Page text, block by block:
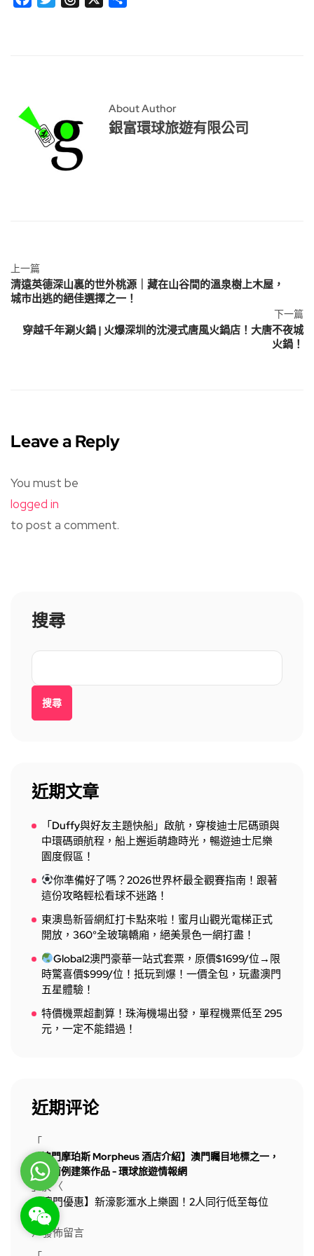
About Author
銀富環球旅遊有限公司
上一篇
清遠英德深山裏的世外桃源｜藏在山谷間的溫泉樹上木屋，
城市出逃的絕佳選擇之一！
下一篇
穿越千年涮火鍋 | 火爆深圳的沈浸式唐風火鍋店！大唐不夜城
火鍋！
Leave a Reply
You must be
logged in
to post a comment.
搜尋
搜尋
近期文章
「Duffy與好友主題快船」啟航，穿梭迪士尼碼頭與
中環碼頭航程，船上邂逅萌趣時光，暢遊迪士尼樂
園度假區！
你準備好了嗎？2026世界杯最全觀賽指南！跟著
這份攻略輕松看球不迷路！
東澳島新晉網紅打卡點來啦！蜜月山觀光電梯正式
開放，360°全玻璃轎廂，絕美景色一網打盡！
Global2澳門豪華一站式套票，原價$1699/位→限
時驚喜價$999/位！抵玩到爆！一價全包，玩盡澳門
五星體驗！
特價機票超劃算！珠海機場出發，單程機票低至 295
元，一定不能錯過！
近期评论
「
【澳門摩珀斯 Morpheus 酒店介紹】澳門矚目地標之一，
史無前例建築作品 - 環球旅遊情報網
」於〈
【澳門優惠】新濠影滙水上樂園！2人同行低至每位
$390
〉發佈留言
WhatsApp
WeChat: rsgt819